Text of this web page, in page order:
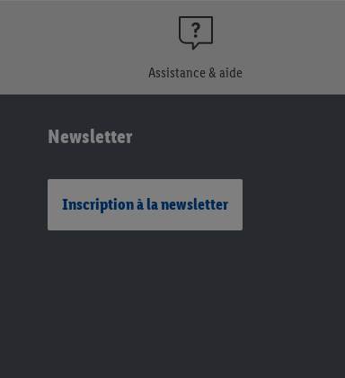
Assistance & aide
Newsletter
Inscription à la newsletter